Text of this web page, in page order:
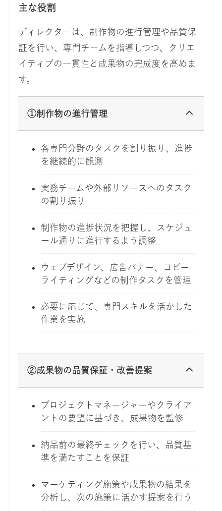
主な役割
ディレクターは、制作物の進行管理や品質保
証を行い、専門チームを指導しつつ、クリエ
イティブの一貫性と成果物の完成度を高めま
す。
①制作物の進行管理
各専門分野のタスクを割り振り、進捗
を継続的に観測
実務チームや外部リソースへのタスク
の割り振り
制作物の進捗状況を把握し、スケジュ
ール通りに進行するよう調整
ウェブデザイン、広告バナー、コピー
ライティングなどの制作タスクを管理
必要に応じて、専門スキルを活かした
作業を実施
②成果物の品質保証・改善提案
プロジェクトマネージャーやクライア
ントの要望に基づき、成果物を監修
納品前の最終チェックを行い、品質基
準を満たすことを保証
マーケティング施策や成果物の結果を
分析し、次の施策に活かす提案を行う